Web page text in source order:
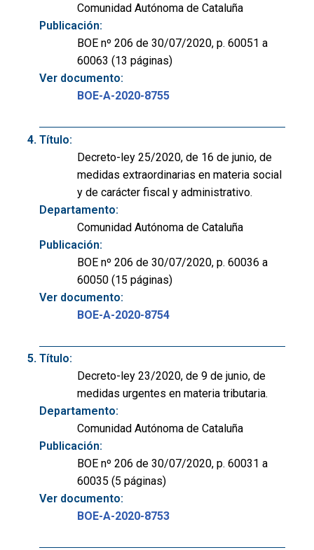
Comunidad Autónoma de Cataluña
Publicación:
BOE nº 206 de 30/07/2020, p. 60051 a
60063 (13 páginas)
Ver documento:
BOE-A-2020-8755
Título:
Decreto-ley 25/2020, de 16 de junio, de
medidas extraordinarias en materia social
y de carácter fiscal y administrativo.
Departamento:
Comunidad Autónoma de Cataluña
Publicación:
BOE nº 206 de 30/07/2020, p. 60036 a
60050 (15 páginas)
Ver documento:
BOE-A-2020-8754
Título:
Decreto-ley 23/2020, de 9 de junio, de
medidas urgentes en materia tributaria.
Departamento:
Comunidad Autónoma de Cataluña
Publicación:
BOE nº 206 de 30/07/2020, p. 60031 a
60035 (5 páginas)
Ver documento:
BOE-A-2020-8753